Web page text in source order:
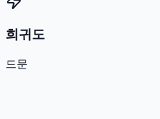
희귀도
드문